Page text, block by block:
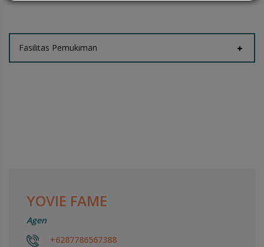
Fasilitas Pemukiman
YOVIE FAME
Agen
+6287786567388